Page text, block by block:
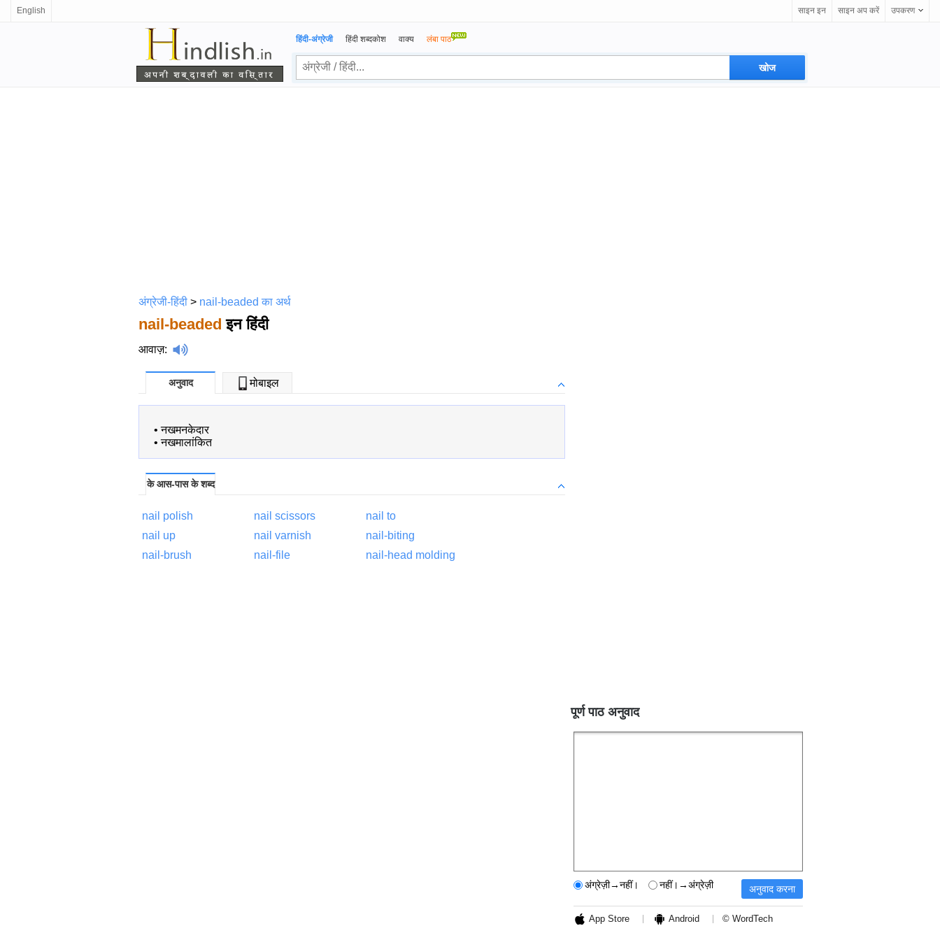
English साइन इन साइन अप करें उपकरण
हिंदी-अंग्रेजी हिंदी शब्दकोश वाक्य लंबा पाठ
अंग्रेजी-हिंदी > nail-beaded का अर्थ
nail-beaded इन हिंदी
आवाज़:
अनुवाद मोबाइल
•नखमनकेदार
•नखमालांकित
के आस-पास के शब्द
nail polish nail scissors
nail to
nail up
nail varnish
nail-biting
nail-brush
nail-file nail-head molding
पूर्ण पाठ अनुवाद
अंग्रेज़ी→नहीं। नहीं।→अंग्रेज़ी
App Store Android © WordTech